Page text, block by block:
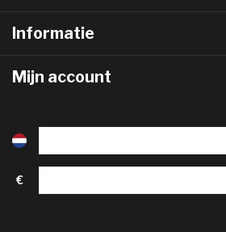
Informatie
Mijn account
€